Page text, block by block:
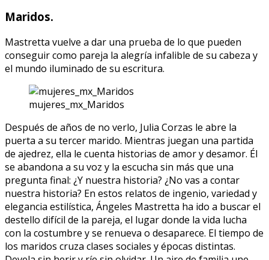
Maridos.
Mastretta vuelve a dar una prueba de lo que pueden
conseguir como pareja la alegría infalible de su cabeza y
el mundo iluminado de su escritura.
mujeres_mx_Maridos
Después de años de no verlo, Julia Corzas le abre la
puerta a su tercer marido. Mientras juegan una partida
de ajedrez, ella le cuenta historias de amor y desamor. Él
se abandona a su voz y la escucha sin más que una
pregunta final: ¿Y nuestra historia? ¿No vas a contar
nuestra historia? En estos relatos de ingenio, variedad y
elegancia estilística, Ángeles Mastretta ha ido a buscar el
destello difícil de la pareja, el lugar donde la vida lucha
con la costumbre y se renueva o desaparece. El tiempo de
los maridos cruza clases sociales y épocas distintas.